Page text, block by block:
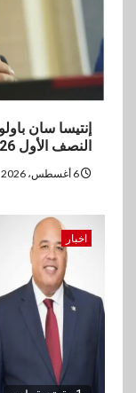
النصف الأول 2026
اخبار